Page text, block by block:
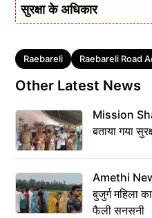
सुरक्षा के अधिकार
Tags
Raebareli Raebareli Road
Other Latest News
Mission
बताया गया
Amethi
बुजुर्ग महिला
फैली सनसनी